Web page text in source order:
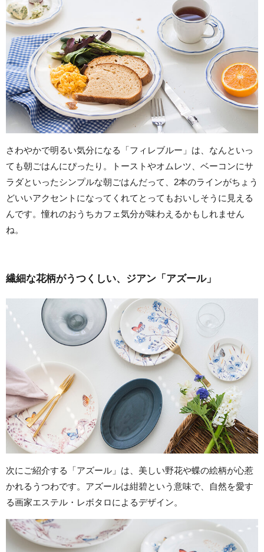
さわやかで明るい気分になる「フィレブルー」は、なんといっ
ても朝ごはんにぴったり。トーストやオムレツ、ベーコンにサ
ラダといったシンプルな朝ごはんだって、2本のラインがちょう
どいいアクセントになってくれてとってもおいしそうに見える
んです。憧れのおうちカフェ気分が味わえるかもしれません
ね。
繊細な花柄がうつくしい、ジアン「アズール」
次にご紹介する「アズール」は、美しい野花や蝶の絵柄が心惹
かれるうつわです。アズールは紺碧という意味で、自然を愛す
る画家エステル・レボタロによるデザイン。